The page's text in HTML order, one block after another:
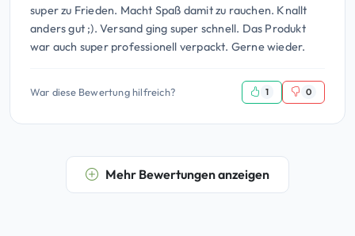
super zu Frieden. Macht Spaß damit zu rauchen. Knallt
anders gut ;). Versand ging super schnell. Das Produkt
war auch super professionell verpackt. Gerne wieder.
War diese Bewertung hilfreich? 1 0
Mehr Bewertungen anzeigen